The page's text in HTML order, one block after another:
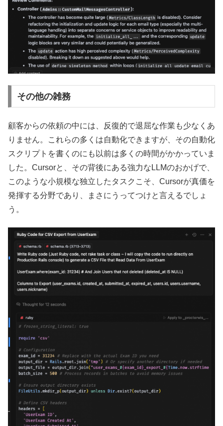
その他の雑務
顧客からの依頼の中には、反復的で退屈な作業も少なくあ
りません。これらの多くは自動化できますが、その自動化
スクリプトを書くのにも以前は多くの時間がかかっていま
した。Cursorと、その背後にある強力なLLMのおかげで、
このような小規模な独立したタスクこそ、Cursorが真価を
発揮する分野であり、まさにうってつけと言えるでしょ
う。